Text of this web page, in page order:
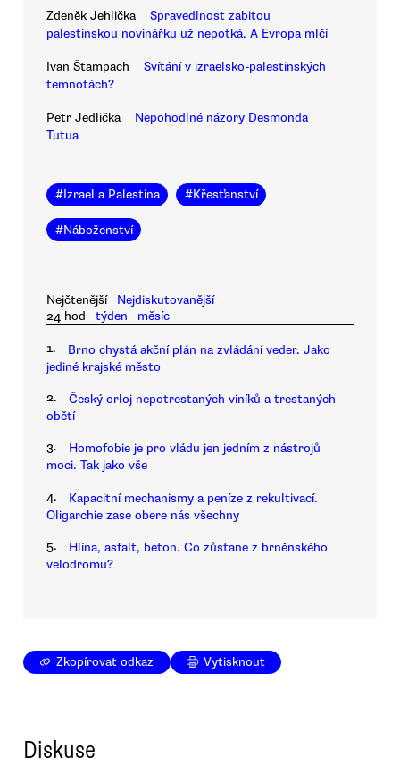
Zdeněk Jehlička
Spravedlnost zabitou
palestinskou novinářku už nepotká. A Evropa mlčí
Ivan Štampach
Svítání v izraelsko-palestinských
temnotách?
Petr Jedlička
Nepohodlné názory Desmonda
Tutua
#Izrael a Palestina #Křesťanství
#Náboženství
Nejčtenější
Nejdiskutovanější
24 hod
týden měsíc
1.
Brno chystá akční plán na zvládání veder. Jako
jediné krajské město
2.
Český orloj nepotrestaných viníků a trestaných
obětí
3.
Homofobie je pro vládu jen jedním z nástrojů
moci. Tak jako vše
4.
Kapacitní mechanismy a peníze z rekultivací.
Oligarchie zase obere nás všechny
5.
Hlína, asfalt, beton. Co zůstane z brněnského
velodromu?
Zkopírovat odkaz Vytisknout
Diskuse